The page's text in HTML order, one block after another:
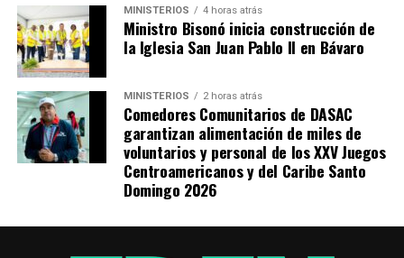
MINISTERIOS 4 horas atrás
Ministro Bisonó inicia construcción de
la Iglesia San Juan Pablo II en Bávaro
MINISTERIOS 2 horas atrás
Comedores Comunitarios de DASAC
garantizan alimentación de miles de
voluntarios y personal de los XXV Juegos
Centroamericanos y del Caribe Santo
Domingo 2026